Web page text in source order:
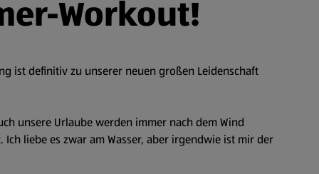
Workout!
ist definitiv zu unserer neuen großen Leidenschaft
unsere Urlaube werden immer nach dem Wind
liebe es zwar am Wasser, aber irgendwie ist mir der